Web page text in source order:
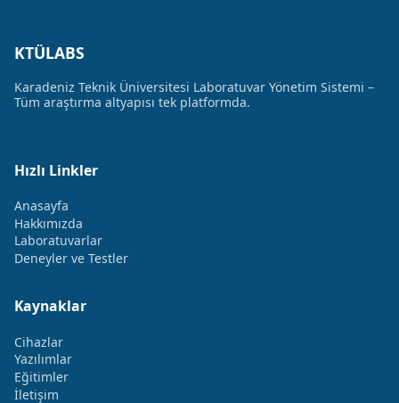
KTÜLABS
Karadeniz Teknik Üniversitesi Laboratuvar Yönetim Sistemi –
Tüm araştırma altyapısı tek platformda.
Hızlı Linkler
Anasayfa
Hakkımızda
Laboratuvarlar
Deneyler ve Testler
Kaynaklar
Cihazlar
Yazılımlar
Eğitimler
İletişim